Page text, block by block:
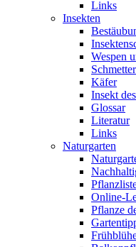
Links
Insekten
Wespen
Käfer
Insekt
Glossar
Literatur
Links
Naturgarten
Online-
Pflanze